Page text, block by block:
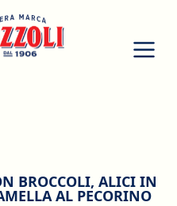
BROCCOLI, ALICI IN
AL PECORINO